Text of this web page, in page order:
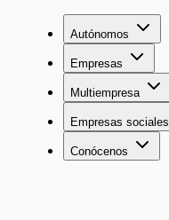
Autónomos
Empresas
Multiempresa
Empresas sociales
Conócenos